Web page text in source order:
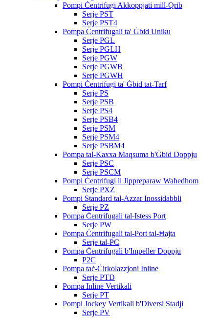
Pompi Ċentrifugi Akkoppjati mill-Qrib
Serje PST
Serje PST4
Pompa Ċentrifugali ta' Ġbid Uniku
Serje PGL
Serje PGLH
Serje PGW
Serje PGWB
Serje PGWH
Pompi Ċentrifugi ta' Ġbid tat-Tarf
Serje PS
Serje PSB
Serje PS4
Serje PSB4
Serje PSM
Serje PSM4
Serje PSBM4
Pompa tal-Kaxxa Maqsuma b'Ġbid Doppju
Serje PSC
Serje PSCM
Pompi Ċentrifugi li Jippreparaw Waħedhom
Serje PXZ
Pompi Standard tal-Azzar Inossidabbli
Serje PZ
Pompa Ċentrifugali tal-Istess Port
Serje PW
Pompa Ċentrifugali tal-Port tal-Ħajta
Serje tal-PC
Pompa Ċentrifugali b'Impeller Doppju
P2C
Pompa taċ-Ċirkolazzjoni Inline
Serje PTD
Pompa Inline Vertikali
Serje PT
Pompi Jockey Vertikali b'Diversi Stadji
Serje PV